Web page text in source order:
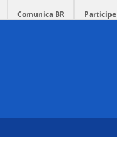
Comunica BR Participe